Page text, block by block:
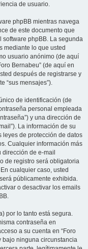
de usuario.
phpBB mientras navega
de este documento que
software phpBB. La segunda
mediante lo que usted
usuario anónimo (de aquí
Bernabeu” (de aquí en
después de registrarse y
“sus mensajes”).
de identificación (de
personal empleada
y una dirección de
La información de su
leyes de protección de datos
Cualquier información más
de e-mail
de registro será obligatoria
cualquier caso, usted
públicamente exhibida.
o desactivar los emails
por lo tanto está segura.
contraseña en
a su cuenta en “Foro
bajo ninguna circunstancia